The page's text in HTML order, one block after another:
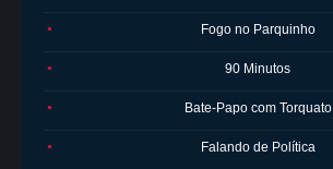
● Fogo no Parquinho
● 90 Minutos
● Bate-Papo com Torquato
● Falando de Política